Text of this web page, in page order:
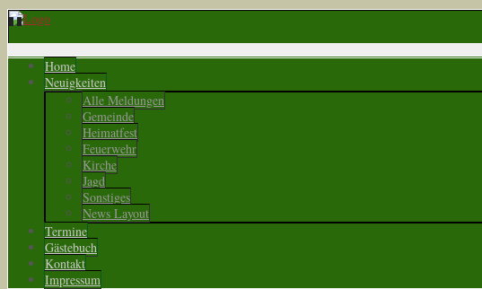
Home
Neuigkeiten
Alle Meldungen
Gemeinde
Heimatfest
Feuerwehr
Kirche
Jagd
Sonstiges
News Layout
Termine
Gästebuch
Kontakt
Impressum